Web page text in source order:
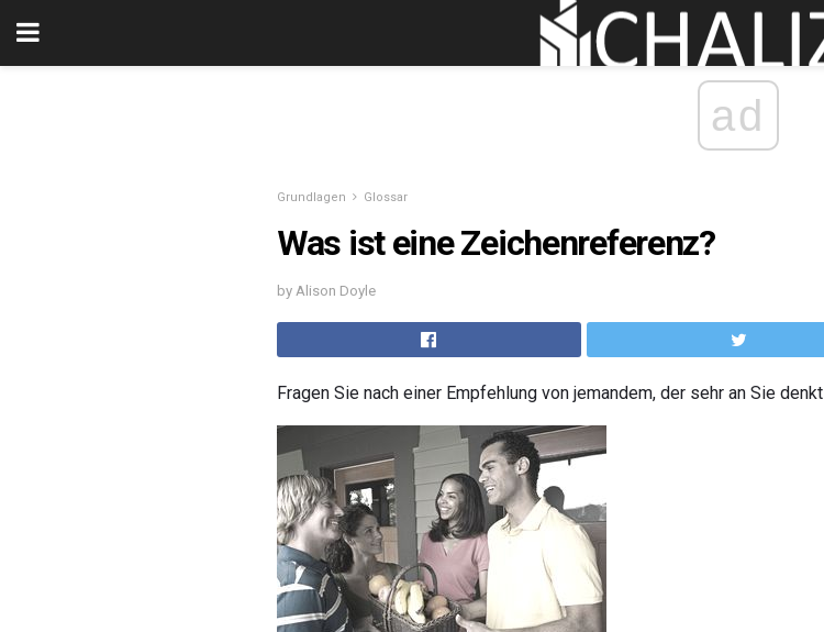
ad
Grundlagen Glossar
Was ist eine Zeichenreferenz?
by Alison Doyle
Fragen Sie nach einer Empfehlung von jemandem, der sehr an Sie denkt